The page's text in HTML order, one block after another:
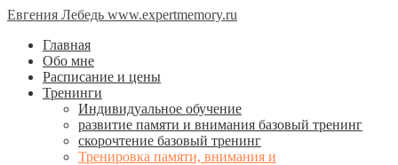
Евгения Лебедь www.expertmemory.ru
Главная
Обо мне
Расписание и цены
Тренинги
Индивидуальное обучение
развитие памяти и внимания базовый тренинг
скорочтение базовый тренинг
Тренировка памяти, внимания и